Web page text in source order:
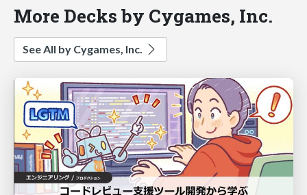
More Decks by Cygames, Inc.
See All by Cygames, Inc.